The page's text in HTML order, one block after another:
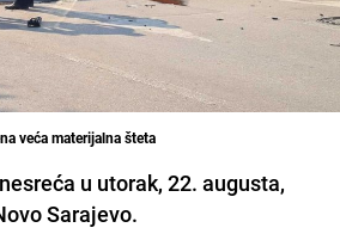
veća materijalna šteta
u utorak, 22. augusta,
Sarajevo.